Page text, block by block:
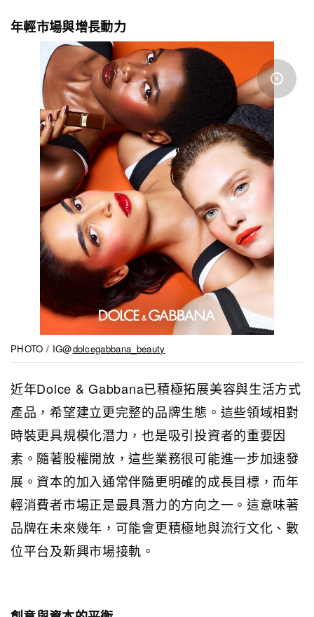
年輕市場與增長動力
PHOTO / IG@dolcegabbana_beauty
近年Dolce & Gabbana已積極拓展美容與生活方式
產品，希望建立更完整的品牌生態。這些領域相對
時裝更具規模化潛力，也是吸引投資者的重要因
素。隨著股權開放，這些業務很可能進一步加速發
展。資本的加入通常伴隨更明確的成長目標，而年
輕消費者市場正是最具潛力的方向之一。這意味著
品牌在未來幾年，可能會更積極地與流行文化、數
位平台及新興市場接軌。